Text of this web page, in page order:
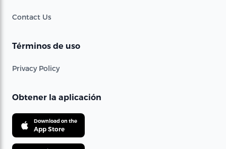
Contact Us
Términos de uso
Privacy Policy
Obtener la aplicación
Download on the
App Store